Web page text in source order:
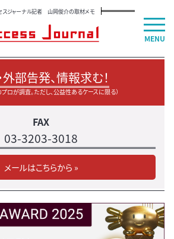
スジャーナル記者 山岡俊介の取材メモ
外部告発、情報求む！
ロが調査。ただし、公益性あるケースに限る）
FAX
03-3203-3018
メールはこちらから »
MENU